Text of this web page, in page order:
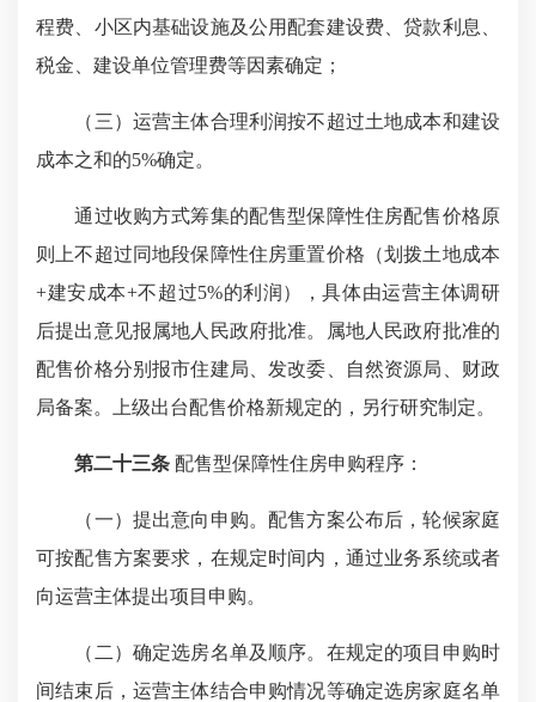
程费、小区内基础设施及公用配套建设费、贷款利息、
税金、建设单位管理费等因素确定；
（三）运营主体合理利润按不超过土地成本和建设
成本之和的5%确定。
通过收购方式筹集的配售型保障性住房配售价格原
则上不超过同地段保障性住房重置价格（划拨土地成本
+建安成本+不超过5%的利润），具体由运营主体调研
后提出意见报属地人民政府批准。属地人民政府批准的
配售价格分别报市住建局、发改委、自然资源局、财政
局备案。上级出台配售价格新规定的，另行研究制定。
第二十三条 配售型保障性住房申购程序：
（一）提出意向申购。配售方案公布后，轮候家庭
可按配售方案要求，在规定时间内，通过业务系统或者
向运营主体提出项目申购。
（二）确定选房名单及顺序。在规定的项目申购时
间结束后，运营主体结合申购情况等确定选房家庭名单